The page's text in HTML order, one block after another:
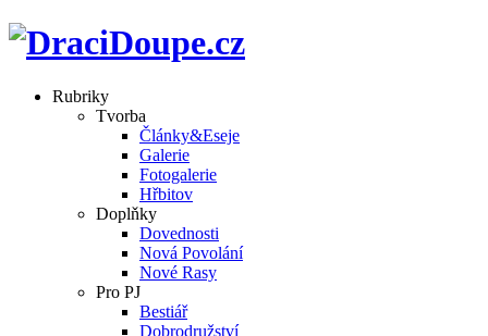
Rubriky
Tvorba
Články&Eseje
Galerie
Fotogalerie
Hřbitov
Doplňky
Dovednosti
Nová Povolání
Nové Rasy
Pro PJ
Bestiář
Dobrodružství